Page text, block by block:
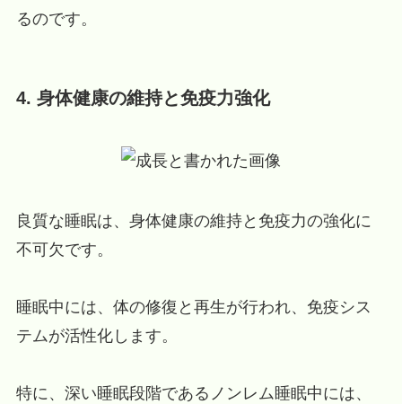
るのです。
4. 身体健康の維持と免疫力強化
良質な睡眠は、身体健康の維持と免疫力の強化に
不可欠です。
睡眠中には、体の修復と再生が行われ、免疫シス
テムが活性化します。
特に、深い睡眠段階であるノンレム睡眠中には、